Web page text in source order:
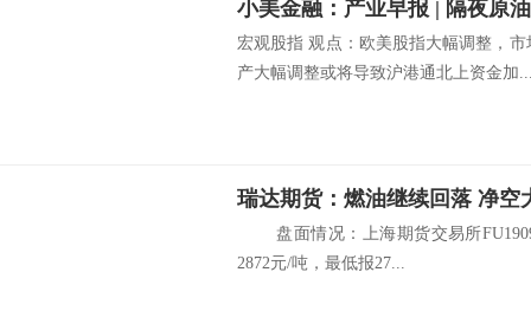
宏观股指 观点：欧美股指大幅调整，
产大幅调整或将导致沪港通北上资金加
瑞达期货：燃油继续回落 净空
盘面情况：上海期货交易所
2872元/吨，最低报27...